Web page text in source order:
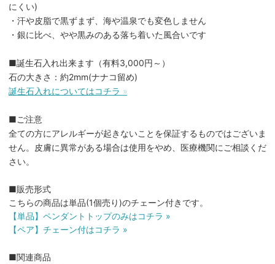
にくい)
・汗や皮脂で黒ずまず、海や温泉でも変色しません
・銀に比べ、やや黒みのある落ち着いた風合いです
■誕生石入れ出来ます（有料3,000円～）
石の大きさ：約2mm(ナナコ留め)
誕生石入れについてはコチラ »
■ご注意
全ての方にアレルギーが起きないことを保証するものではございま
せん。皮膚に異常がある場合は使用をやめ、医療機関にご相談くだ
さい。
■販売形式
こちらの商品は単品(1個売り)のチェーン付きです。
【単品】ペンダントトップのみはコチラ »
【ペア】チェーン付はコチラ »
■関連商品